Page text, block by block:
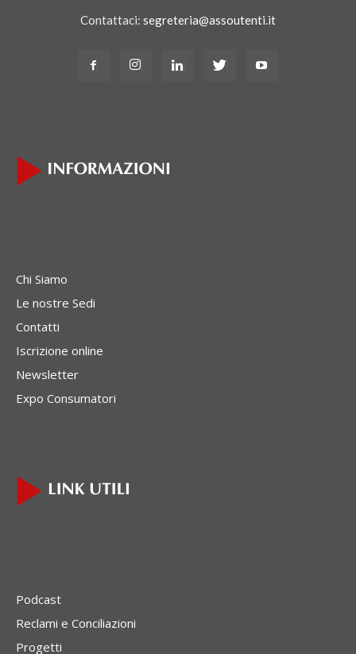
Contattaci: segreteria@assoutenti.it
Chi Siamo
Le nostre Sedi
Contatti
Iscrizione online
Newsletter
Expo Consumatori
Podcast
Reclami e Conciliazioni
Progetti